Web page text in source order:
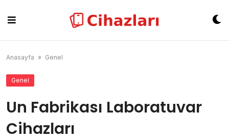
content
Anasayfa » Genel
Genel
Un Fabrikası Laboratuvar
Cihazları